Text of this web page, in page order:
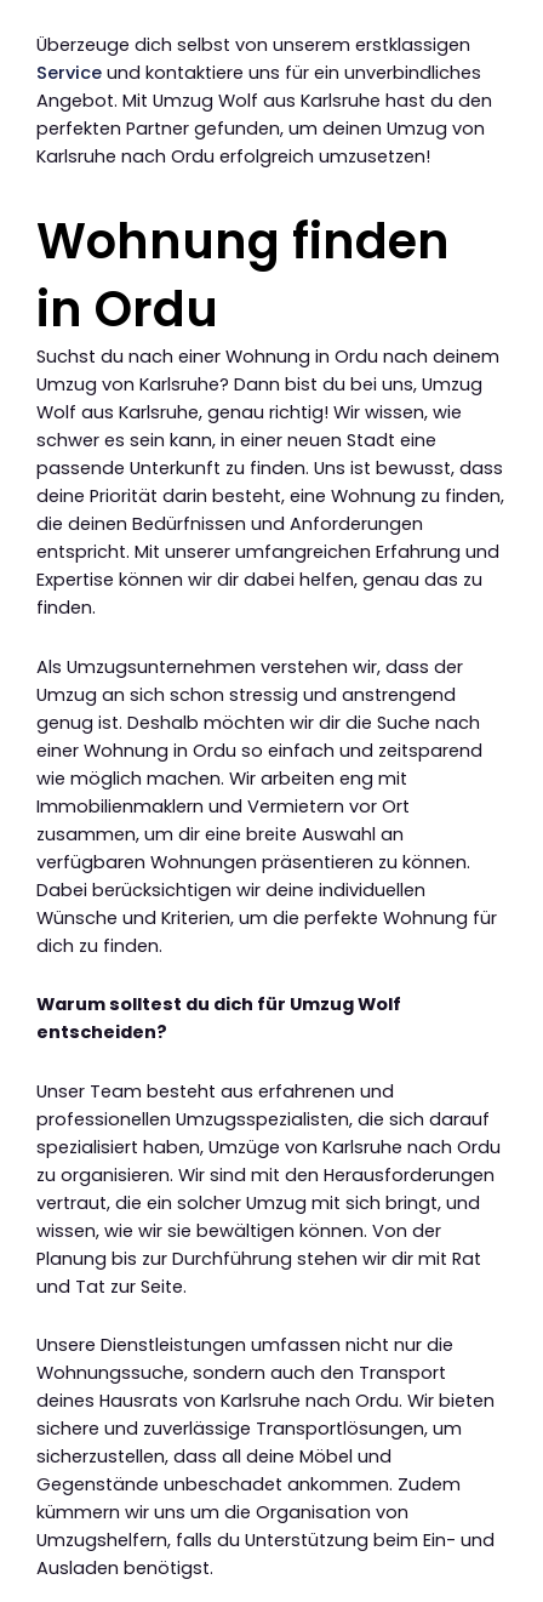
Überzeuge dich selbst von unserem erstklassigen
Service und kontaktiere uns für ein unverbindliches
Angebot. Mit Umzug Wolf aus Karlsruhe hast du den
perfekten Partner gefunden, um deinen Umzug von
Karlsruhe nach Ordu erfolgreich umzusetzen!
Wohnung finden
in Ordu
Suchst du nach einer Wohnung in Ordu nach deinem
Umzug von Karlsruhe? Dann bist du bei uns, Umzug
Wolf aus Karlsruhe, genau richtig! Wir wissen, wie
schwer es sein kann, in einer neuen Stadt eine
passende Unterkunft zu finden. Uns ist bewusst, dass
deine Priorität darin besteht, eine Wohnung zu finden,
die deinen Bedürfnissen und Anforderungen
entspricht. Mit unserer umfangreichen Erfahrung und
Expertise können wir dir dabei helfen, genau das zu
finden.
Als Umzugsunternehmen verstehen wir, dass der
Umzug an sich schon stressig und anstrengend
genug ist. Deshalb möchten wir dir die Suche nach
einer Wohnung in Ordu so einfach und zeitsparend
wie möglich machen. Wir arbeiten eng mit
Immobilienmaklern und Vermietern vor Ort
zusammen, um dir eine breite Auswahl an
verfügbaren Wohnungen präsentieren zu können.
Dabei berücksichtigen wir deine individuellen
Wünsche und Kriterien, um die perfekte Wohnung für
dich zu finden.
Warum solltest du dich für Umzug Wolf
entscheiden?
Unser Team besteht aus erfahrenen und
professionellen Umzugsspezialisten, die sich darauf
spezialisiert haben, Umzüge von Karlsruhe nach Ordu
zu organisieren. Wir sind mit den Herausforderungen
vertraut, die ein solcher Umzug mit sich bringt, und
wissen, wie wir sie bewältigen können. Von der
Planung bis zur Durchführung stehen wir dir mit Rat
und Tat zur Seite.
Unsere Dienstleistungen umfassen nicht nur die
Wohnungssuche, sondern auch den Transport
deines Hausrats von Karlsruhe nach Ordu. Wir bieten
sichere und zuverlässige Transportlösungen, um
sicherzustellen, dass all deine Möbel und
Gegenstände unbeschadet ankommen. Zudem
kümmern wir uns um die Organisation von
Umzugshelfern, falls du Unterstützung beim Ein- und
Ausladen benötigst.